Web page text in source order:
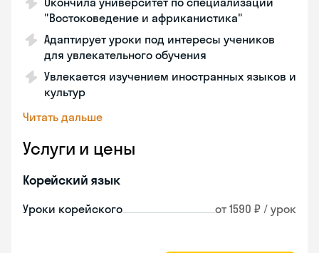
"Востоковедение и африканистика"
Адаптирует уроки под интересы учеников
для увлекательного обучения
Увлекается изучением иностранных языков и
культур
Читать дальше
Услуги и цены
Корейский язык
Уроки корейского от 1590 ₽ / урок